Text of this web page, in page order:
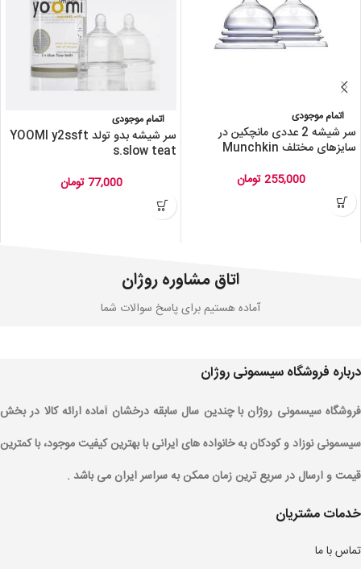
اتمام موجودی
سر شیشه 2 عددی مانچکین در
سایزهای مختلف Munchkin
255,000تومان
اتمام موجودی
سر شیشه بدو تولد YOOMI y2ssft
s.slow teat
77,000تومان
اتاق مشاوره روژان
آماده هستیم برای پاسخ سوالات شما
درباره فروشگاه سیسمونی روژان
فروشگاه سیسمونی روژان با چندین سال سابقه درخشان آماده ارائه کالا در بخش
سیسمونی نوزاد و کودکان به خانواده های ایرانی با بهترین کیفیت موجود، با کمترین
قیمت و ارسال در سریع ترین زمان ممکن به سراسر ایران می باشد .
خدمات مشتریان
تماس با ما